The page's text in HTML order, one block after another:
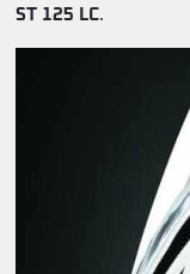
ST 125 LC.